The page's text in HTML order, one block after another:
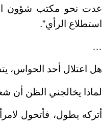
عدت نحو مكتب شؤون
استطلاع الرأي”.
…
هل اعتلال أحد الحواس،
لماذا يخالجني الظن أن
أتركه يطول، فأتحول